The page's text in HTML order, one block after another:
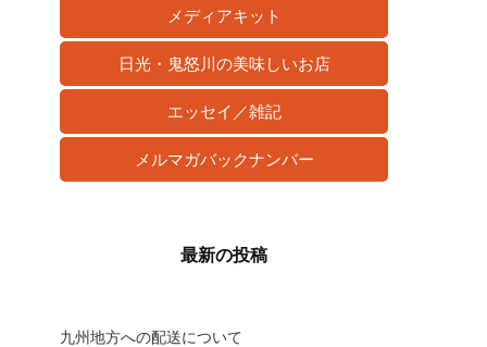
メディアキット
日光・鬼怒川の美味しいお店
エッセイ／雑記
メルマガバックナンバー
最新の投稿
九州地方への配送について